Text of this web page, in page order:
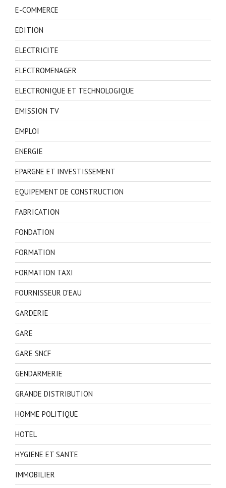
E-COMMERCE
EDITION
ELECTRICITE
ELECTROMENAGER
ELECTRONIQUE ET TECHNOLOGIQUE
EMISSION TV
EMPLOI
ENERGIE
EPARGNE ET INVESTISSEMENT
EQUIPEMENT DE CONSTRUCTION
FABRICATION
FONDATION
FORMATION
FORMATION TAXI
FOURNISSEUR D'EAU
GARDERIE
GARE
GARE SNCF
GENDARMERIE
GRANDE DISTRIBUTION
HOMME POLITIQUE
HOTEL
HYGIENE ET SANTE
IMMOBILIER